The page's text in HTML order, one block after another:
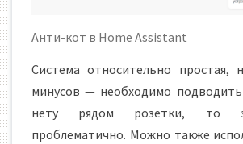
Анти-кот в Home Assistant
Система относительно простая,
минусов — необходимо
нету рядом розетки, то
проблематично. Можно также